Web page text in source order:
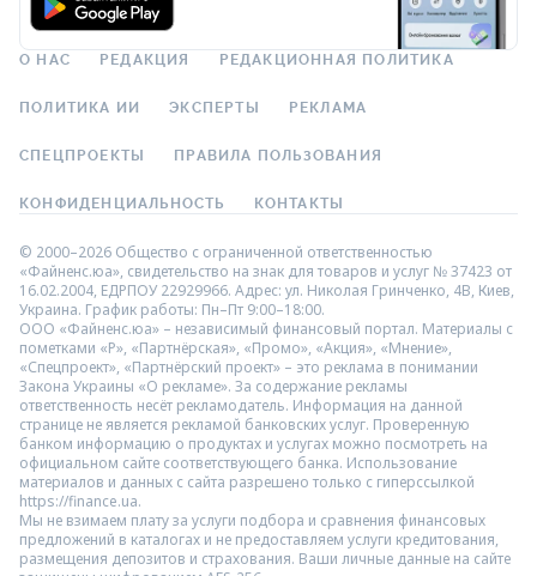
О НАС РЕДАКЦИЯ РЕДАКЦИОННАЯ ПОЛИТИКА
ПОЛИТИКА ИИ ЭКСПЕРТЫ РЕКЛАМА
СПЕЦПРОЕКТЫ ПРАВИЛА ПОЛЬЗОВАНИЯ
КОНФИДЕНЦИАЛЬНОСТЬ КОНТАКТЫ
© 2000–2026 Общество с ограниченной ответственностью
«Файненс.юа», свидетельство на знак для товаров и услуг № 37423 от
16.02.2004, ЕДРПОУ 22929966. Адрес: ул. Николая Гринченко, 4В, Киев,
Украина. График работы: Пн–Пт 9:00–18:00.
ООО «Файненс.юа» – независимый финансовый портал. Материалы с
пометками «Р», «Партнёрская», «Промо», «Акция», «Мнение»,
«Спецпроект», «Партнёрский проект» – это реклама в понимании
Закона Украины «О рекламе». За содержание рекламы
ответственность несёт рекламодатель. Информация на данной
странице не является рекламой банковских услуг. Проверенную
банком информацию о продуктах и услугах можно посмотреть на
официальном сайте соответствующего банка. Использование
материалов и данных с сайта разрешено только с гиперссылкой
https://finance.ua.
Мы не взимаем плату за услуги подбора и сравнения финансовых
предложений в каталогах и не предоставляем услуги кредитования,
размещения депозитов и страхования. Ваши личные данные на сайте